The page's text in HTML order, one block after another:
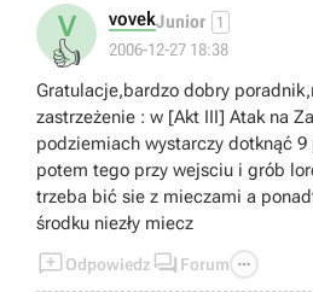
V
👍
vovekJunior 1
2006-12-27 18:38
Gratulacje,bardzo dobry
zastrzeżenie : w [Akt III] Atak na
podziemiach wystarczy dotknąć
potem tego przy wejsciu i grób
trzeba bić sie z mieczami a
środku niezły miecz
Odpowiedz  Forum 